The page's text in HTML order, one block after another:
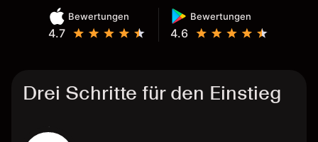
Bewertungen
4.7
Bewertungen
4.6
Drei Schritte für den Einstieg